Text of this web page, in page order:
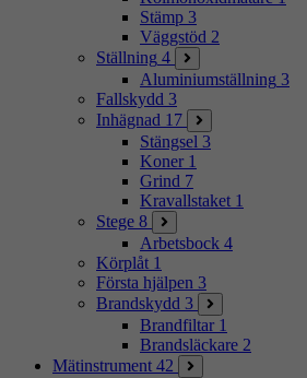
Stämp 3
Väggstöd 2
Ställning 4
Aluminiumställning 3
Fallskydd 3
Inhägnad 17
Stängsel 3
Koner 1
Grind 7
Kravallstaket 1
Stege 8
Arbetsbock 4
Körplåt 1
Första hjälpen 3
Brandskydd 3
Brandfiltar 1
Brandsläckare 2
Mätinstrument 42